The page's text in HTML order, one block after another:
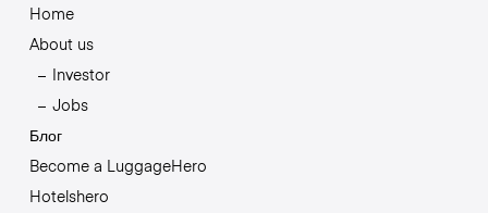
Home
About us
Investor
Jobs
Блог
Become a LuggageHero
Hotelshero